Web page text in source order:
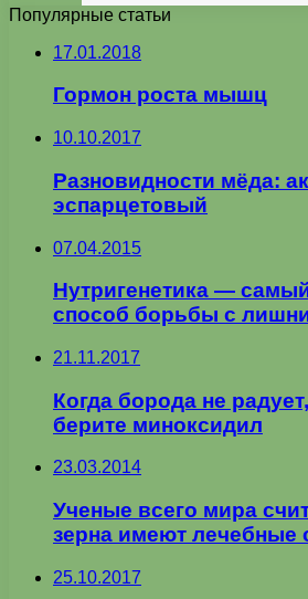
Популярные статьи
17.01.2018
Гормон роста мышц
10.10.2017
Разновидности мёда:
эспарцетовый
07.04.2015
Нутригенетика —
способ борьбы с
21.11.2017
Когда борода не
берите миноксидил
23.03.2014
Ученые всего мира
зерна имеют лечебные
25.10.2017